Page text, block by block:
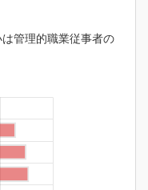
管理的職業従事者の